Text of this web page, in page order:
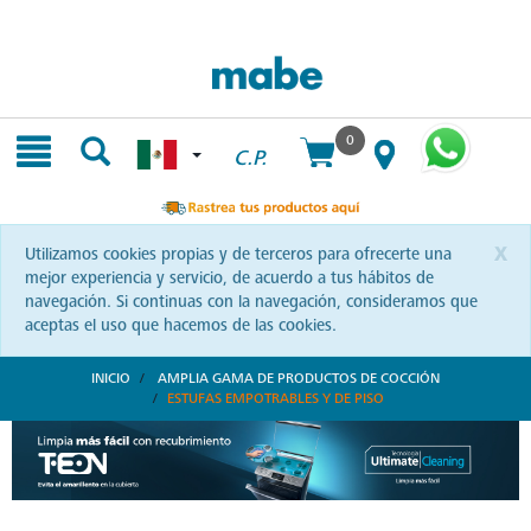
C.P.
0
x
Utilizamos cookies propias y de terceros para ofrecerte una
mejor experiencia y servicio, de acuerdo a tus hábitos de
navegación. Si continuas con la navegación, consideramos que
aceptas el uso que hacemos de las cookies.
INICIO
AMPLIA GAMA DE PRODUCTOS DE COCCIÓN
ESTUFAS EMPOTRABLES Y DE PISO